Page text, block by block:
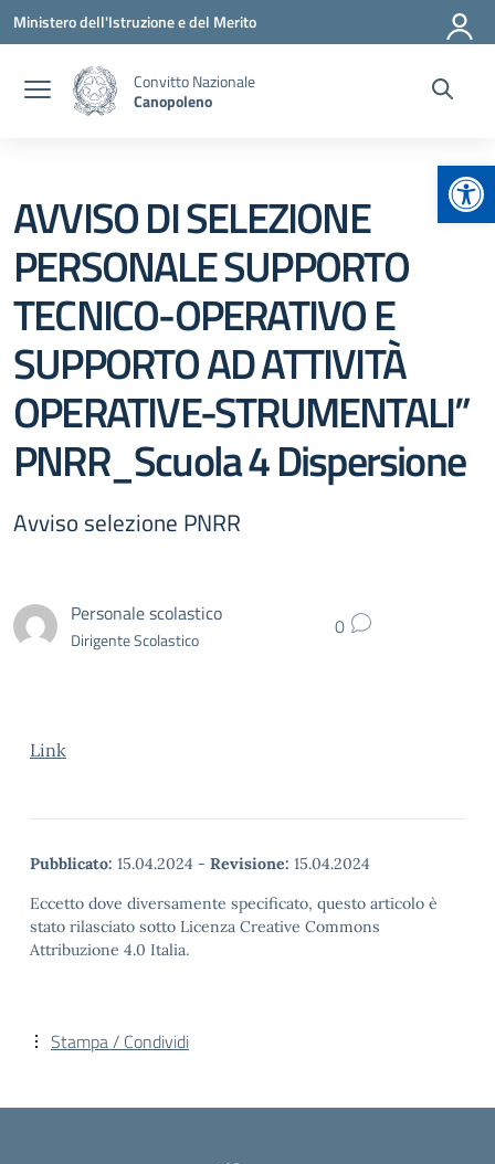
Vai ai contenuti
Vai al menu di navigazione
Vai al footer
Ministero dell'Istruzione e del Merito
Convitto Nazionale
Canopoleno
AVVISO DI SELEZIONE
PERSONALE SUPPORTO
TECNICO-OPERATIVO E
SUPPORTO AD ATTIVITÀ
OPERATIVE-STRUMENTALI”
PNRR_Scuola 4 Dispersione
Avviso selezione PNRR
Personale scolastico
Dirigente Scolastico 0
Link
Pubblicato: 15.04.2024 - Revisione: 15.04.2024
Eccetto dove diversamente specificato, questo articolo è
stato rilasciato sotto Licenza Creative Commons
Attribuzione 4.0 Italia.
Stampa / Condividi